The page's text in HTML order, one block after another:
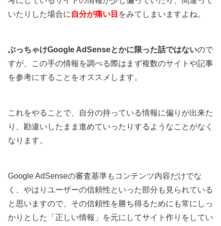
いたりした場合に 自分が痛い目 をみてしまいますよね。
ぶっちゃけGoogle AdSenseとかに限った話ではないので
すが、この手の情報を調べる際はまず複数のサイトや記事
を参考にすることをオススメします。
これをやることで、自分の持っている情報に偏りが出来た
り、勘違いしたまま進めていったりするようなことがなく
なります。
Google AdSenseの審査基準もコンテンツ内容だけでな
く、やはりユーザーの信頼性といった部分も見られている
と思いますので、その信頼性を勝ち得るためにも常にしっ
かりとした「正しい情報」を元にしてサイト作りをしてい